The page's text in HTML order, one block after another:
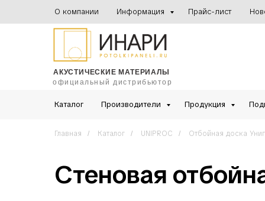
О компании Информация Прайс-лист
АКУСТИЧЕСКИЕ МАТЕРИАЛЫ
официальный дистрибьютор
Каталог Производители Продукция
Главная / Каталог / UNIPROC / Отбойная доска
Стеновая